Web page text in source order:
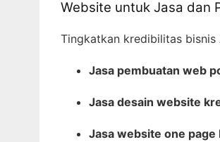
Website untuk Jasa dan
Tingkatkan kredibilitas bisnis
Jasa pembuatan web
Jasa desain website
Jasa website one page